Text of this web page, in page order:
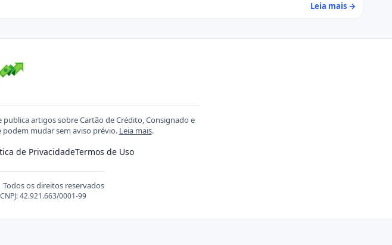
Leia mais →
artigos sobre Cartão de Crédito, Consignado e
podem mudar sem aviso prévio. Leia mais.
de PrivacidadeTermos de Uso
os direitos reservados
42.921.663/0001-99